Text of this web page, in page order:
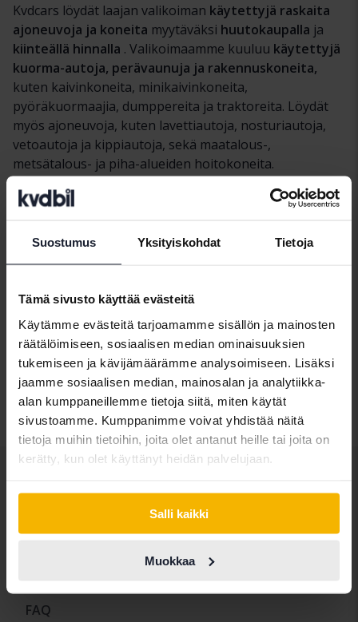
Suostumus Yksityiskohdat Tietoja
Tämä sivusto käyttää evästeitä
Käytämme evästeitä tarjoamamme sisällön ja mainosten
räätälöimiseen, sosiaalisen median ominaisuuksien
tukemiseen ja kävijämäärämme analysoimiseen. Lisäksi
jaamme sosiaalisen median, mainosalan ja analytiikka-
alan kumppaneillemme tietoja siitä, miten käytät
sivustoamme. Kumppanimme voivat yhdistää näitä
tietoja muihin tietoihin, joita olet antanut heille tai joita on
kerätty, kun olet käyttänyt heidän palvelujaan.
Salli kaikki
Muokkaa
Kvdcars löydät laajan valikoiman käytettyjä raskaita
ajoneuvoja ja koneita myytäväksi huutokaupalla ja
kiinteällä hinnalla . Valikoimaamme kuuluu käytettyjä
kuorma-autoja, perävaunuja ja rakennuskoneita,
kuten kaivinkoneita, minikaivinkoneita,
pyöräkuormaajia, dumppereita ja traktoreita. Löydät
myös ajoneuvoja, kuten lavettiautoja, nosturiautoja,
vetoautoja ja kippiautoja, sekä maatalous-,
metsätalous- ja piha-alueiden hoitokoneita.
Caterpillarin, Hitachin, Komatsun, Doosanin ja
päin maata ajoneuvo tai kone sijaitsee, ja voit helposti
tehdä tarjouksia ja seurata tarjousprosessia verkossa.
haun ja saada ilmoituksia, kun uusia raskaita
ajoneuvoja tai koneita julkaistaan lvdcars.com-
sivustolla. Jos haluat mieluummin
myydä ajoneuvon
tai koneen
, Kvdcars auttaa sinua koko
myyntiprosessin ajan.
Muut palvelut
Osta auto
FAQ